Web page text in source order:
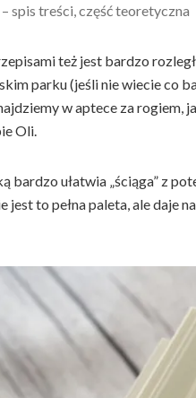
spis treści, część teoretyczna
też jest bardzo
parku (jeśli nie wiecie co
w aptece za rogiem,
Oli.
bardzo ułatwia „ściąga” z
jest to pełna paleta, ale daje